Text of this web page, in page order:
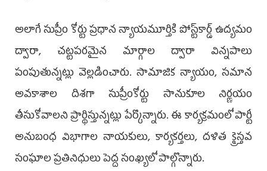
అలాగే సుప్రీం కోర్టు ప్రధాన న్యాయమూర్తికి పోస్ట్‌కార్డ్ ఉద్యమం
ద్వారా, చట్టపరమైన మార్గాల ద్వారా విన్నపాలు
పంపుతున్నట్లు వెల్లడించారు. సామాజిక న్యాయం, సమాన
అవకాశాల దిశగా సుప్రీంకోర్టు సానుకూల నిర్ణయం
తీసుకోవాలని ప్రార్థిస్తున్నట్లు పేర్కొన్నారు. ఈ కార్యక్రమంలో పార్టీ
అనుబంధ విభాగాల నాయకులు, కార్యకర్తలు, దళిత క్రైస్తవ
సంఘాల ప్రతినిధులు పెద్ద సంఖ్యలో పాల్గొన్నారు.